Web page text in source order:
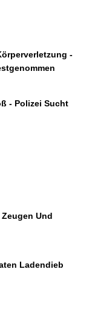
-
- Polizei Sucht
Und
Ladendieb